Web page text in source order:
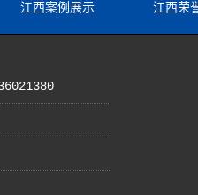
江西案例展示 江西荣